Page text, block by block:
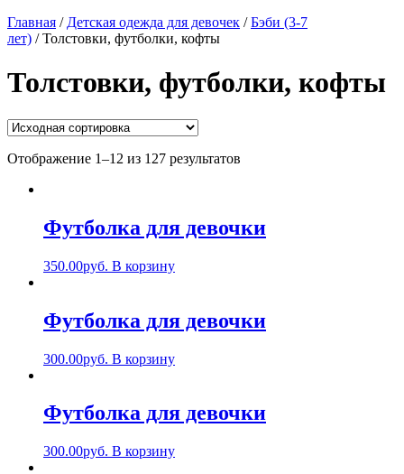
Главная / Детская одежда для девочек /Бэби (3-7
лет) / Толстовки, футболки, кофты
Толстовки, футболки, кофты
Отображение 1–12 из 127 результатов
Футболка для девочки
350.00руб. В корзину
Футболка для девочки
300.00руб. В корзину
Футболка для девочки
300.00руб. В корзину